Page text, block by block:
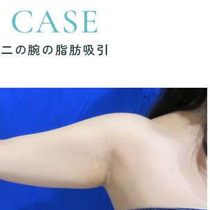
CASE
二の腕の脂肪吸引